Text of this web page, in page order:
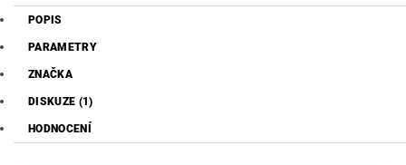
POPIS
PARAMETRY
ZNAČKA
DISKUZE (1)
HODNOCENÍ